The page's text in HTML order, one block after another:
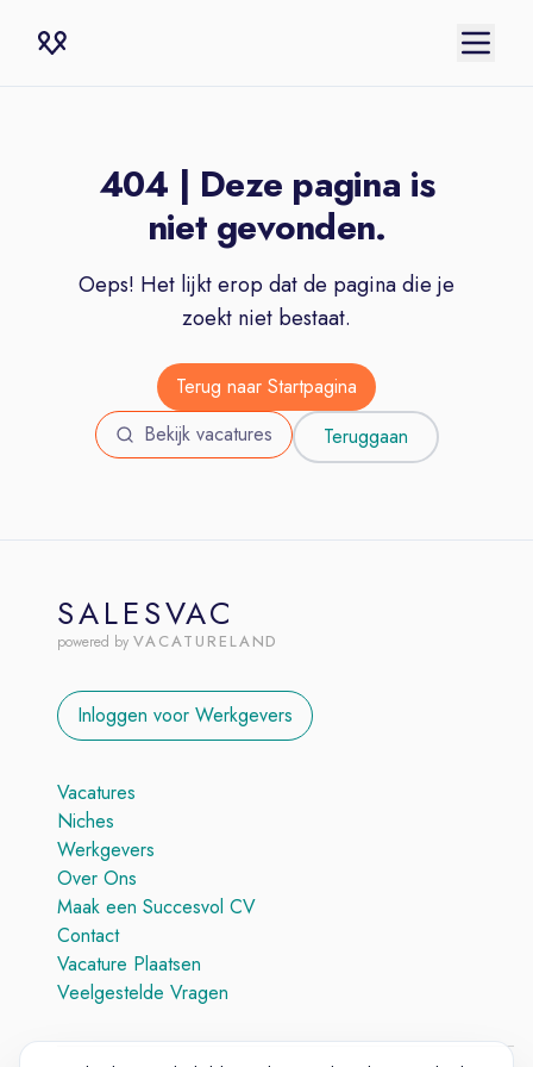
404 | Deze pagina is
niet gevonden.
Oeps! Het lijkt erop dat de pagina die je
zoekt niet bestaat.
Terug naar Startpagina
Bekijk vacatures
Teruggaan
SALESVAC
powered by VACATURELAND
Inloggen voor Werkgevers
Vacatures
Niches
Werkgevers
Over Ons
Maak een Succesvol CV
Contact
Vacature Plaatsen
Veelgestelde Vragen